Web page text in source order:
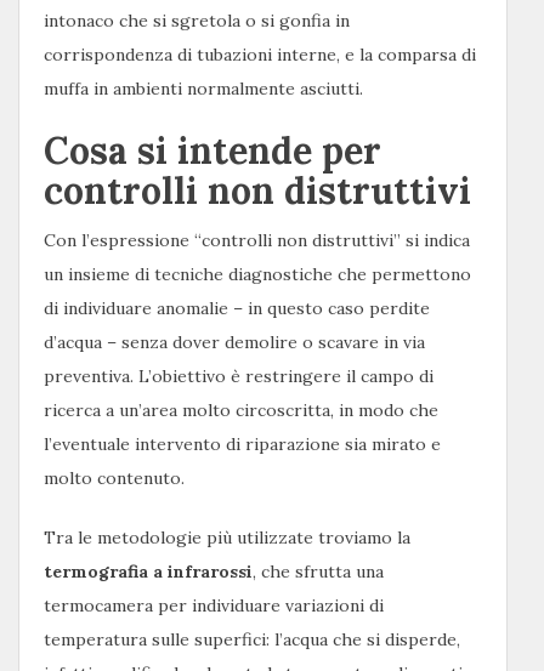
intonaco che si sgretola o si gonfia in
corrispondenza di tubazioni interne, e la comparsa di
muffa in ambienti normalmente asciutti.
Cosa si intende per
controlli non distruttivi
Con l’espressione “controlli non distruttivi” si indica
un insieme di tecniche diagnostiche che permettono
di individuare anomalie – in questo caso perdite
d’acqua – senza dover demolire o scavare in via
preventiva. L’obiettivo è restringere il campo di
ricerca a un’area molto circoscritta, in modo che
l’eventuale intervento di riparazione sia mirato e
molto contenuto.
Tra le metodologie più utilizzate troviamo la
termografia a infrarossi, che sfrutta una
termocamera per individuare variazioni di
temperatura sulle superfici: l’acqua che si disperde,